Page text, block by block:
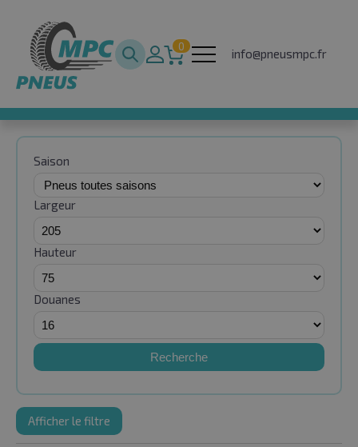
0
info@pneusmpc.fr
Saison
Largeur
Hauteur
Douanes
Recherche
Afficher le filtre